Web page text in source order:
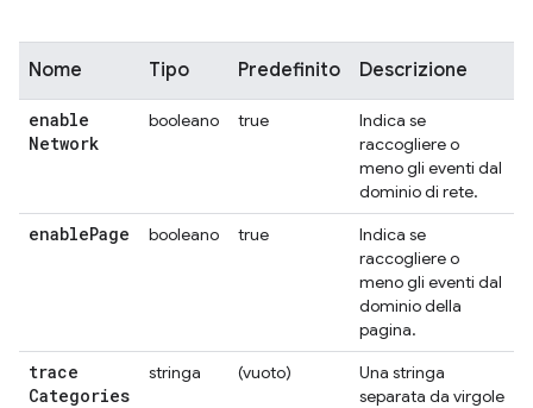
Nome Tipo Predefinito Descrizione
enable
Network
booleano true
Indica se
raccogliere o
meno gli eventi dal
dominio di rete.
enablePage booleano true
Indica se
raccogliere o
meno gli eventi dal
dominio della
pagina.
trace
Categories
stringa (vuoto)
Una stringa
separata da virgole